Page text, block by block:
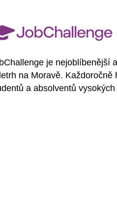
je nejoblíbenější
na Moravě. Každoročně
a absolventů vysokých